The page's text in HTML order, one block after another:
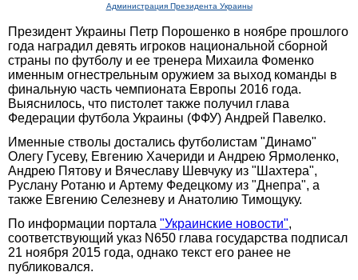
Администрация Президента Украины
Президент Украины Петр Порошенко в ноябре прошлого
года наградил девять игроков национальной сборной
страны по футболу и ее тренера Михаила Фоменко
именным огнестрельным оружием за выход команды в
финальную часть чемпионата Европы 2016 года.
Выяснилось, что пистолет также получил глава
Федерации футбола Украины (ФФУ) Андрей Павелко.
Именные стволы достались футболистам "Динамо"
Олегу Гусеву, Евгению Хачериди и Андрею Ярмоленко,
Андрею Пятову и Вячеславу Шевчуку из "Шахтера",
Руслану Ротаню и Артему Федецкому из "Днепра", а
также Евгению Селезневу и Анатолию Тимощуку.
По информации портала "Украинские новости",
соответствующий указ N650 глава государства подписал
21 ноября 2015 года, однако текст его ранее не
публиковался.